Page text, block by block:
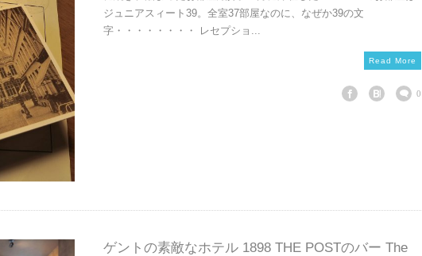
ジュニアスィート39。全室37部屋なのに、なぜか39の文
字・・・・・・・・ レセプショ...
Read More
0
ゲントの素敵なホテル 1898 THE POSTのバー The